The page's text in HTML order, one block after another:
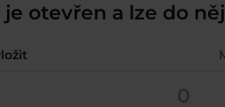
je otevřen a lze do